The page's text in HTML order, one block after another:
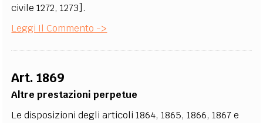
civile 1272, 1273].
Leggi Il Commento ->
Art. 1869
Altre prestazioni perpetue
Le disposizioni degli articoli 1864, 1865, 1866, 1867 e